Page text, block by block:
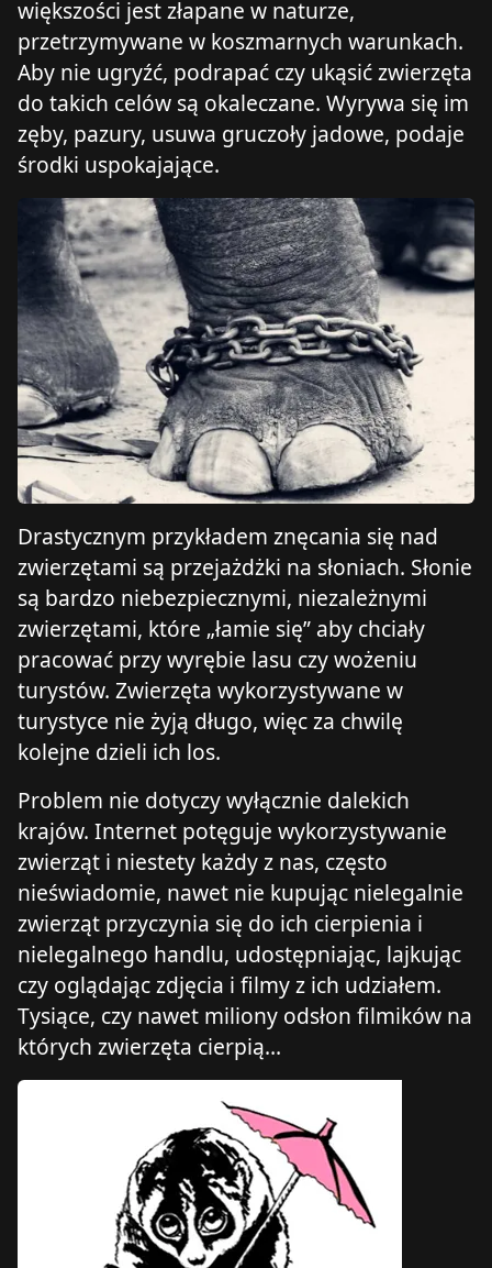
większości jest złapane w naturze,
przetrzymywane w koszmarnych warunkach.
Aby nie ugryźć, podrapać czy ukąsić zwierzęta
do takich celów są okaleczane. Wyrywa się im
zęby, pazury, usuwa gruczoły jadowe, podaje
środki uspokajające.
Drastycznym przykładem znęcania się nad
zwierzętami są przejażdżki na słoniach. Słonie
są bardzo niebezpiecznymi, niezależnymi
zwierzętami, które „łamie się” aby chciały
pracować przy wyrębie lasu czy wożeniu
turystów. Zwierzęta wykorzystywane w
turystyce nie żyją długo, więc za chwilę
kolejne dzieli ich los.
Problem nie dotyczy wyłącznie dalekich
krajów. Internet potęguje wykorzystywanie
zwierząt i niestety każdy z nas, często
nieświadomie, nawet nie kupując nielegalnie
zwierząt przyczynia się do ich cierpienia i
nielegalnego handlu, udostępniając, lajkując
czy oglądając zdjęcia i filmy z ich udziałem.
Tysiące, czy nawet miliony odsłon filmików na
których zwierzęta cierpią…